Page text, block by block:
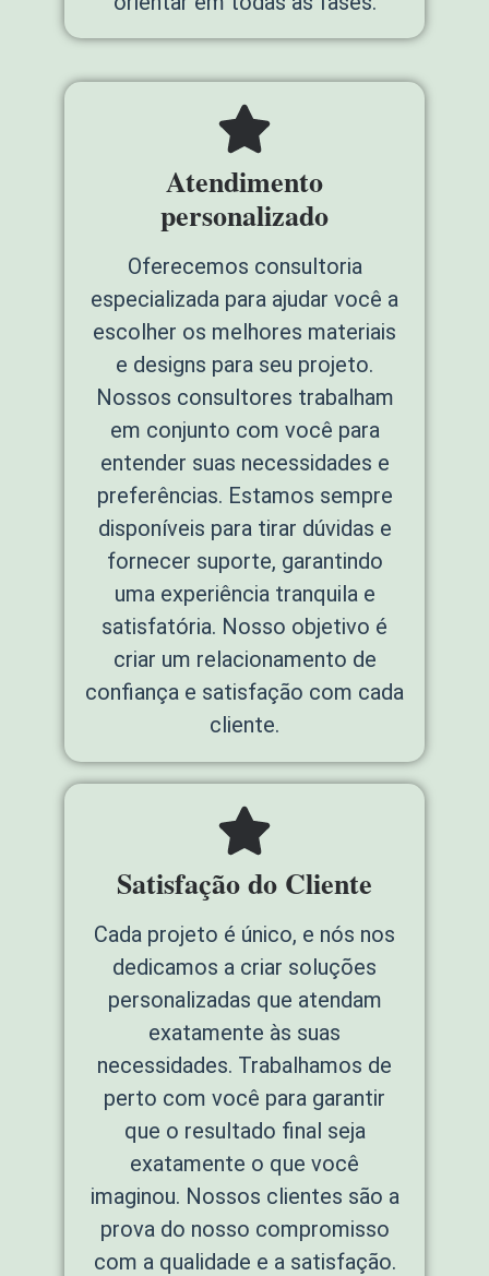
Atendimento
personalizado
Oferecemos consultoria
especializada para ajudar você a
escolher os melhores materiais
e designs para seu projeto.
Nossos consultores trabalham
em conjunto com você para
entender suas necessidades e
preferências. Estamos sempre
disponíveis para tirar dúvidas e
fornecer suporte, garantindo
uma experiência tranquila e
satisfatória. Nosso objetivo é
criar um relacionamento de
confiança e satisfação com cada
cliente.
Satisfação do Cliente
Cada projeto é único, e nós nos
dedicamos a criar soluções
personalizadas que atendam
exatamente às suas
necessidades. Trabalhamos de
perto com você para garantir
que o resultado final seja
exatamente o que você
imaginou. Nossos clientes são a
prova do nosso compromisso
com a qualidade e a satisfação.